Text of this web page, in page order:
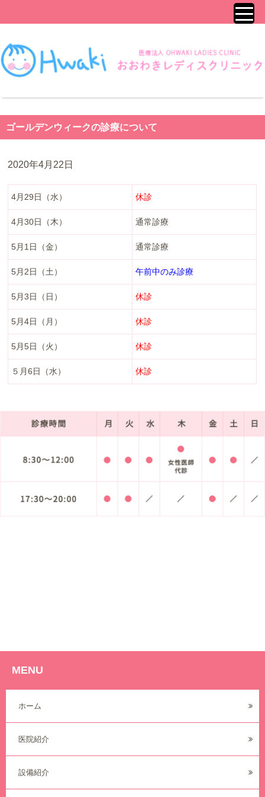
ゴールデンウィークの診療について
2020年4月22日
4月29日（水） 休診
4月30日（木） 通常診療
5月1日（金） 通常診療
5月2日（土） 午前中のみ診療
5月3日（日） 休診
5月4日（月） 休診
5月5日（火） 休診
５月6日（水） 休診
MENU
ホーム
医院紹介
設備紹介